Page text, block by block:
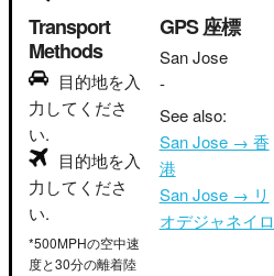
Transport
Methods
目的地を入
力してくださ
い.
目的地を入
力してくださ
い.
*500MPHの空中速
度と30分の離着陸
GPS 座標
San Jose
-
See also:
San Jose → 香
港
San Jose → リ
オデジャネイロ